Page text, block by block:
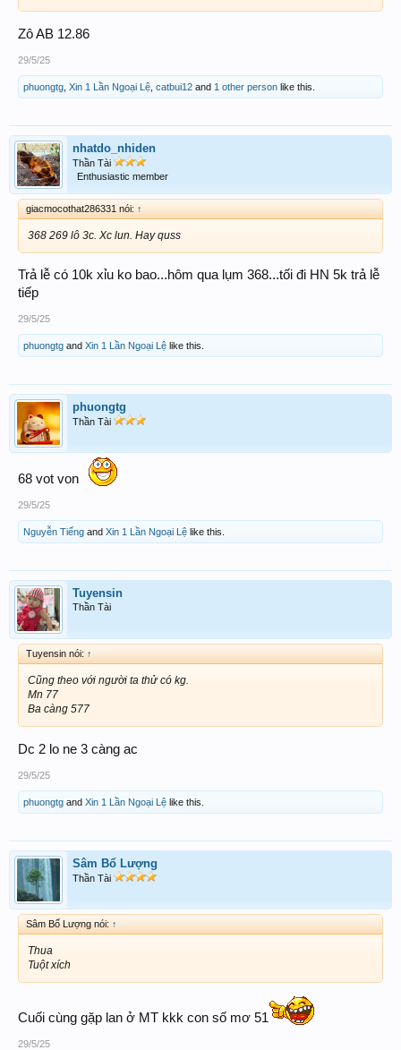
Zô AB 12.86
29/5/25
phuongtg Xin 1 Lần Ngoại Lệ catbui12 and 1 other person like this.
nhatdo_nhiden
Thần Tài
Enthusiastic member
giacmocothat286331 nói: ↑
368 269 lô 3c. Xc lun. Hay quss
Trả lễ có 10k xỉu ko bao...hôm qua lụm 368...tối đi HN 5k trả lễ
tiếp
29/5/25
phuongtg and Xin 1 Lần Ngoại Lệ like this.
phuongtg
Thần Tài
68 vot von
29/5/25
Nguyễn Tiếng and Xin 1 Lần Ngoại Lệ like this.
Tuyensin
Thần Tài
Tuyensin nói: ↑
Cũng theo với người ta thử có kg.
Mn 77
Ba càng 577
Dc 2 lo ne 3 càng ac
29/5/25
phuongtg and Xin 1 Lần Ngoại Lệ like this.
Sâm Bổ Lượng
Thần Tài
Sâm Bổ Lượng nói: ↑
Thua
Tuột xích
Cuối cùng gặp lan ở MT kkk con số mơ 51
29/5/25